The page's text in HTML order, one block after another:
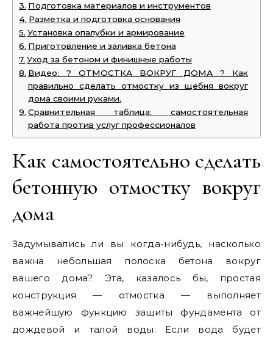
Подготовка материалов и инструментов
Разметка и подготовка основания
Установка опалубки и армирование
Приготовление и заливка бетона
Уход за бетоном и финишные работы
Видео: ? ОТМОСТКА ВОКРУГ ДОМА ? Как
правильно сделать отмостку из щебня вокруг
дома своими руками.
Сравнительная таблица: самостоятельная
работа против услуг профессионалов
Как самостоятельно сделать
бетонную отмостку вокруг
дома
Задумывались ли вы когда-нибудь, насколько
важна небольшая полоска бетона вокруг
вашего дома? Эта, казалось бы, простая
конструкция — отмостка — выполняет
важнейшую функцию защиты фундамента от
дождевой и талой воды. Если вода будет